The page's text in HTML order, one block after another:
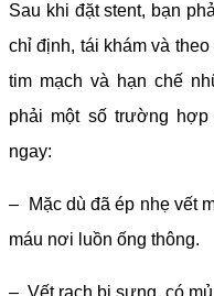
Sau khi đặt stent, bạn
chỉ định, tái khám và
tim mạch và hạn chế
phải một số trường
ngay:
– Mặc dù đã ép nhẹ vết
máu nơi luồn ống thông.
– Vết rạch bị sưng, có